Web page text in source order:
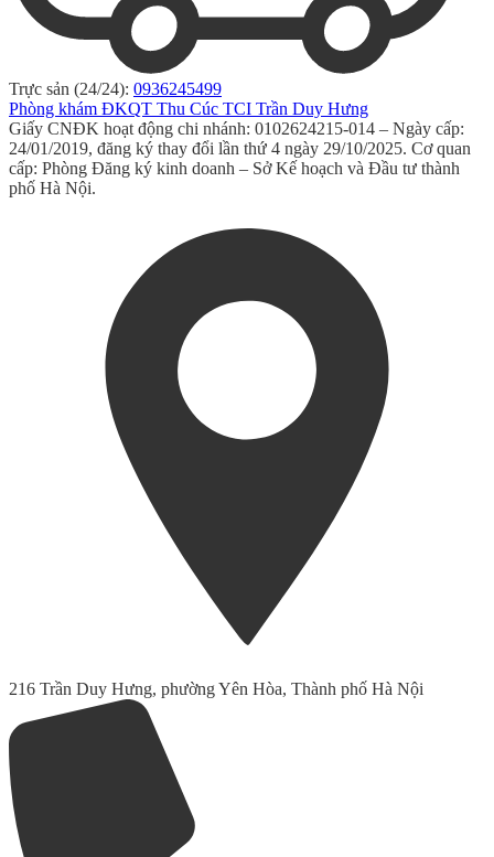
Trực sản (24/24): 0936245499
Phòng khám ĐKQT Thu Cúc TCI Trần Duy Hưng
Giấy CNĐK hoạt động chi nhánh: 0102624215-014 – Ngày cấp:
24/01/2019, đăng ký thay đổi lần thứ 4 ngày 29/10/2025. Cơ quan
cấp: Phòng Đăng ký kinh doanh – Sở Kế hoạch và Đầu tư thành
phố Hà Nội.
216 Trần Duy Hưng, phường Yên Hòa, Thành phố Hà Nội